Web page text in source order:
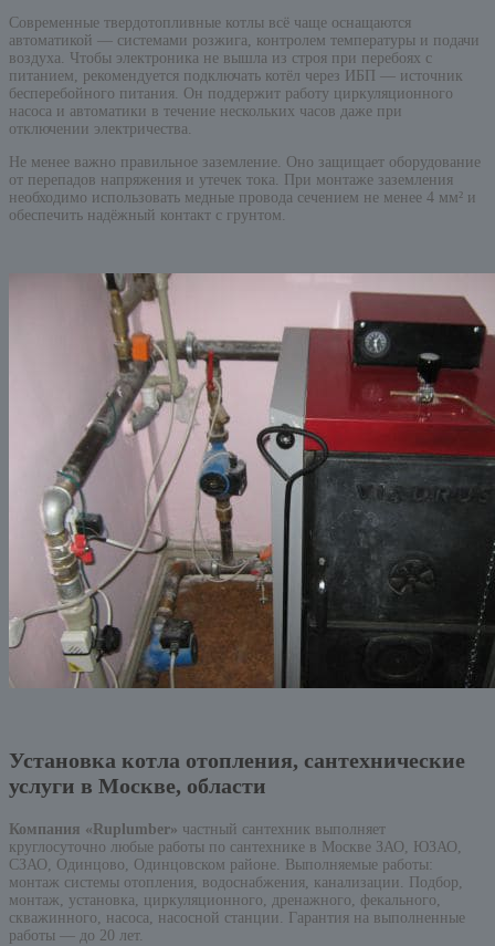
Современные твердотопливные котлы всё чаще оснащаются
автоматикой — системами розжига, контролем температуры и подачи
воздуха. Чтобы электроника не вышла из строя при перебоях с
питанием, рекомендуется подключать котёл через ИБП — источник
бесперебойного питания. Он поддержит работу циркуляционного
насоса и автоматики в течение нескольких часов даже при
отключении электричества.
Не менее важно правильное заземление. Оно защищает оборудование
от перепадов напряжения и утечек тока. При монтаже заземления
необходимо использовать медные провода сечением не менее 4 мм² и
обеспечить надёжный контакт с грунтом.
Установка котла отопления, сантехнические
услуги в Москве, области
Компания «Ruplumber» частный сантехник выполняет
круглосуточно любые работы по сантехнике в Москве ЗАО, ЮЗАО,
СЗАО, Одинцово, Одинцовском районе. Выполняемые работы:
монтаж системы отопления, водоснабжения, канализации. Подбор,
монтаж, установка, циркуляционного, дренажного, фекального,
скважинного, насоса, насосной станции. Гарантия на выполненные
работы — до 20 лет.